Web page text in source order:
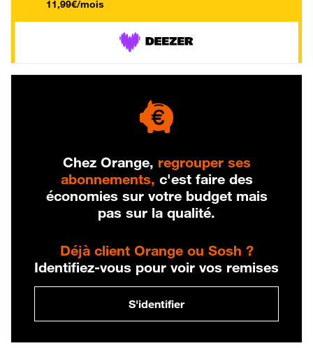
11,99€/mois
Chez Orange, regrouper ses
abonnements, c'est faire des
économies sur votre budget mais
pas sur la qualité.
Déjà client Orange ou Sosh ?
Identifiez-vous pour voir vos remises
S'identifier